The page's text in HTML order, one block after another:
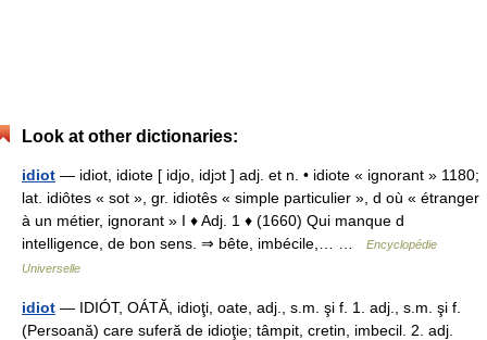
Look at other dictionaries:
idiot — idiot, idiote [ idjo, idjɔt ] adj. et n. • idiote « ignorant » 1180;
lat. idiôtes « sot », gr. idiotês « simple particulier », d où « étranger
à un métier, ignorant » I ♦ Adj. 1 ♦ (1660) Qui manque d
intelligence, de bon sens. ⇒ bête, imbécile,… …
Encyclopédie
Universelle
idiot — IDIÓT, OÁTĂ, idioţi, oate, adj., s.m. şi f. 1. adj., s.m. şi f.
(Persoană) care suferă de idioţie; tâmpit, cretin, imbecil. 2. adj.